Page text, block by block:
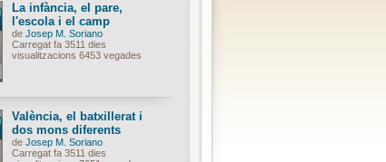
La infància, el pare,
l'escola i el camp
de Josep M. Soriano
Carregat fa 3511 dies
visualitzacions 6453 vegades
València, el batxillerat i
dos mons diferents
de Josep M. Soriano
Carregat fa 3511 dies